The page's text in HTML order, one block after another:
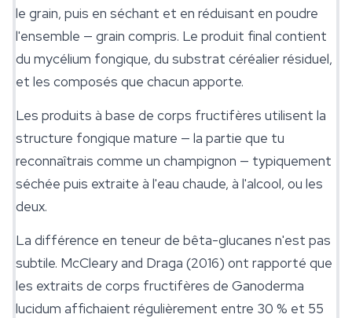
le grain, puis en séchant et en réduisant en poudre
l'ensemble — grain compris. Le produit final contient
du mycélium fongique, du substrat céréalier résiduel,
et les composés que chacun apporte.
Les produits à base de corps fructifères utilisent la
structure fongique mature — la partie que tu
reconnaîtrais comme un champignon — typiquement
séchée puis extraite à l'eau chaude, à l'alcool, ou les
deux.
La différence en teneur de bêta-glucanes n'est pas
subtile. McCleary and Draga (2016) ont rapporté que
les extraits de corps fructifères de Ganoderma
lucidum affichaient régulièrement entre 30 % et 55